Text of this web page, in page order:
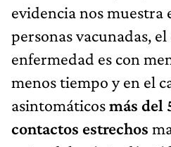
evidencia nos muestra
personas vacunadas,
enfermedad es con
menos tiempo y en el
asintomáticosmás del
contactos estrechos